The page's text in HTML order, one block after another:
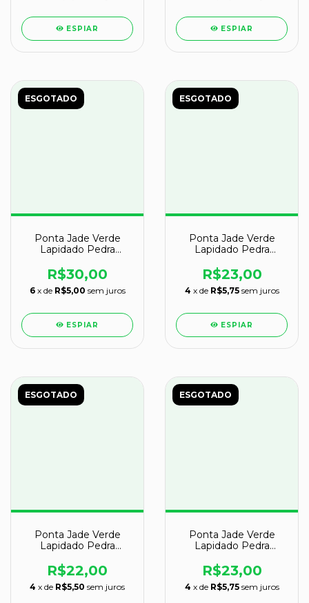
ESPIAR ESPIAR
ESGOTADO
Ponta Jade Verde
Lapidado Pedra
Cod 128986
R$30,00
6 x de R$5,00 sem juros
ESPIAR
ESGOTADO
Ponta Jade Verde
Lapidado Pedra
Cod 128989
R$23,00
4 x de R$5,75 sem juros
ESPIAR
ESGOTADO
Ponta Jade Verde
Lapidado Pedra
Cod 128992
R$22,00
4 x de R$5,50 sem juros
ESGOTADO
Ponta Jade Verde
Lapidado Pedra
Cod 129004
R$23,00
4 x de R$5,75 sem juros